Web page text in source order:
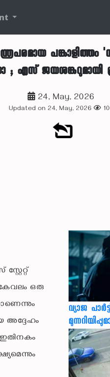
പങ്കാളിത്തം
; എസ് ജയശങ്കറുമായി
24, May, 2026
Updated on 24, May, 2026
കേവലം ഒരു
അദ്ദേഹം
വ്യാജ